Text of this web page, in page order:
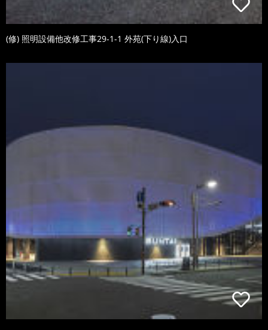
(修) 照明設備他改修工事29-1-1 外苑(下り線)入口